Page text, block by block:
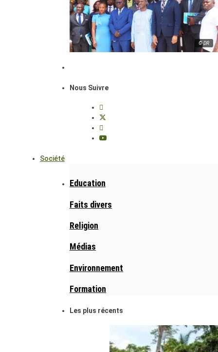
© DR
Nous Suivre
Société
Education
Faits divers
Religion
Médias
Environnement
Formation
Les plus récents